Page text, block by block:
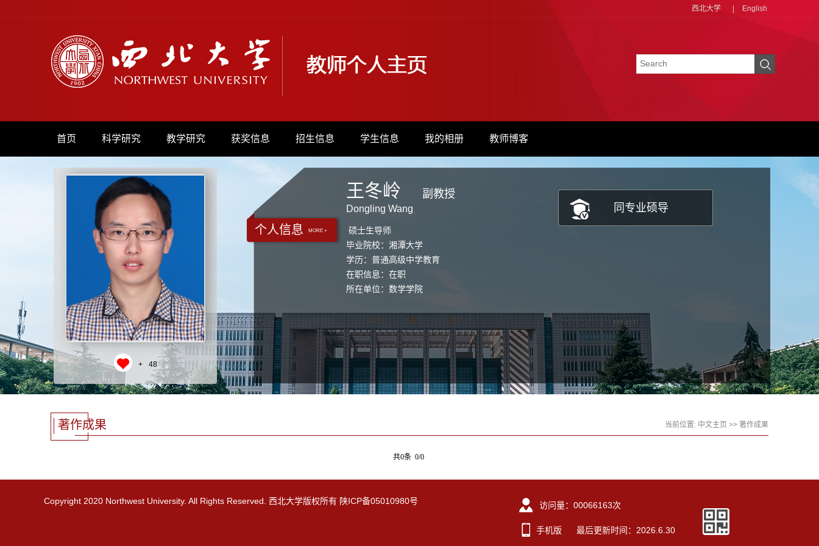
西北大学 English
首页 科学研究 教学研究 获奖信息 招生信息 学生信息 我的相册 教师博客
+ 48
个人信息 MORE +
王冬岭
Dongling Wang
副教授
硕士生导师
毕业院校：湘潭大学
学历：普通高级中学教育
在职信息：在职
所在单位：数学学院
同专业硕导
著作成果 当前位置: 中文主页 >> 著作成果
共0条 0/0
Copyright 2020 Northwest University. All Rights Reserved. 西北大学版权所有 陕ICP备05010980号 访问量： 00066163次
手机版 最后更新时间： 2026 6 30